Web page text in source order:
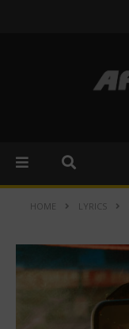
HOME LYRICS